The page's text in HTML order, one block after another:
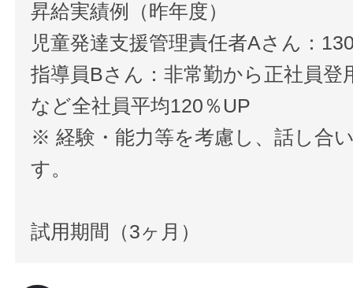
昇給実績例（昨年度）
児童発達支援管理責任者Aさん：
指導員Bさん：非常勤から正社員登
など全社員平均120％UP
※ 経験・能力等を考慮し、話し合
す。
試用期間（3ヶ月）